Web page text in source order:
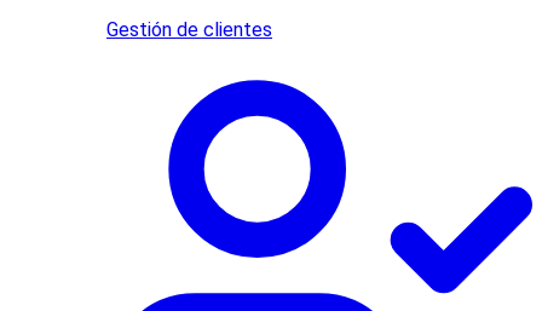
Gestión de clientes